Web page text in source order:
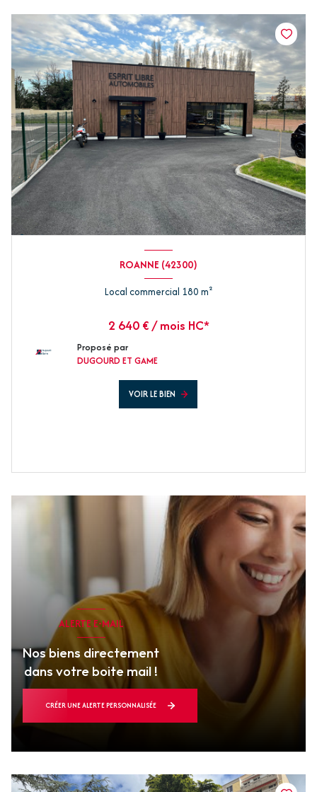
ROANNE (42300)
Local commercial 180 m²
2 640 € / mois HC*
Proposé par
DUGOURD ET GAME
VOIR LE BIEN
ALERTE E-MAIL
Nos biens directement
dans votre boite mail !
CRÉER UNE ALERTE PERSONNALISÉE